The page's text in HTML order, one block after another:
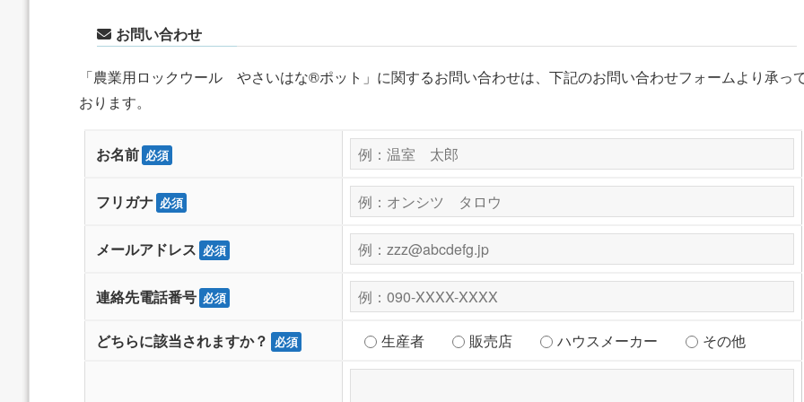
お問い合わせ
「農業用ロックウール やさいはな®ポット」に関するお問い合わせは、下記のお問い合わせフォームより承っ
おります。
お名前 必須
フリガナ 必須
メールアドレス 必須
連絡先電話番号 必須
どちらに該当されますか？ 必須 生産者 販売店 ハウスメーカー その他